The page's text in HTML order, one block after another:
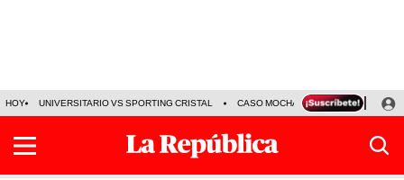
HOY UNIVERSITARIO VS SPORTING CRISTAL CASO MOCHASUELDOS